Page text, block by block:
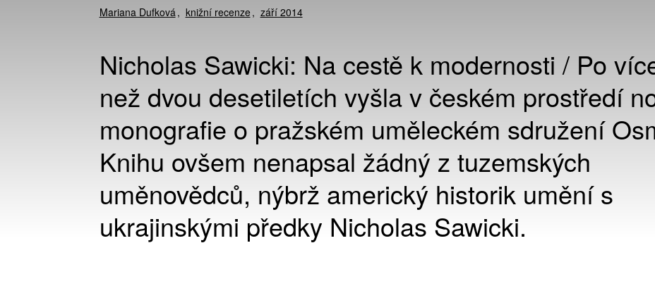
Mariana Dufková knižní recenze září 2014
Nicholas Sawicki: Na cestě k modernosti / Po
než dvou desetiletích vyšla v českém prostředí
monografie o pražském uměleckém sdružení
Knihu ovšem nenapsal žádný z tuzemských
uměnovědců, nýbrž americký historik umění s
ukrajinskými předky Nicholas Sawicki.